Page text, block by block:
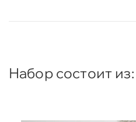
Набор состоит из: